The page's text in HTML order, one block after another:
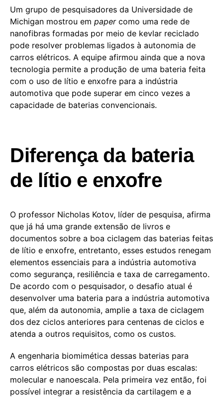
Um grupo de pesquisadores da Universidade de
Michigan mostrou em paper como uma rede de
nanofibras formadas por meio de kevlar reciclado
pode resolver problemas ligados à autonomia de
carros elétricos. A equipe afirmou ainda que a nova
tecnologia permite a produção de uma bateria feita
com o uso de lítio e enxofre para a indústria
automotiva que pode superar em cinco vezes a
capacidade de baterias convencionais.
Diferença da bateria
de lítio e enxofre
O professor Nicholas Kotov, líder de pesquisa, afirma
que já há uma grande extensão de livros e
documentos sobre a boa ciclagem das baterias feitas
de lítio e enxofre, entretanto, esses estudos renegam
elementos essenciais para a indústria automotiva
como segurança, resiliência e taxa de carregamento.
De acordo com o pesquisador, o desafio atual é
desenvolver uma bateria para a indústria automotiva
que, além da autonomia, amplie a taxa de ciclagem
dos dez ciclos anteriores para centenas de ciclos e
atenda a outros requisitos, como os custos.
A engenharia biomimética dessas baterias para
carros elétricos são compostas por duas escalas:
molecular e nanoescala. Pela primeira vez então, foi
possível integrar a resistência da cartilagem e a